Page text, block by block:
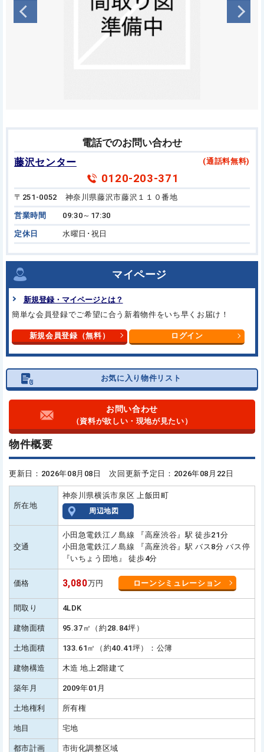
電話でのお問い合わせ
藤沢センター
(通話料無料)
0120-203-371
〒251-0052 神奈川県藤沢市藤沢１１０番地
営業時間 09:30～17:30
定休日 水曜日･祝日
マイページ
新規登録・マイページとは？
簡単な会員登録でご希望に合う 新着物件をいち早くお届け！
新規会員登録（無料） ログイン
お気に入り物件リスト
お問い合わせ
（資料が欲しい・現地が見たい）
物件概要
更新日：2026年08月08日 次回更新予定日：2026年08月22日
所在地
神奈川県横浜市泉区 上飯田町
周辺地図
交通
小田急電鉄江ノ島線 『高座渋谷』駅 徒歩21分
小田急電鉄江ノ島線 『高座渋谷』駅 バス8分 バス停
『いちょう団地』 徒歩4分
価格 3,080万円 ローンシミュレーション
間取り 4LDK
建物面積 95.37㎡（約28.84坪）
土地面積 133.61㎡（約40.41坪）：公簿
建物構造 木造 地上2階建て
築年月 2009年01月
土地権利 所有権
地目 宅地
都市計画 市街化調整区域